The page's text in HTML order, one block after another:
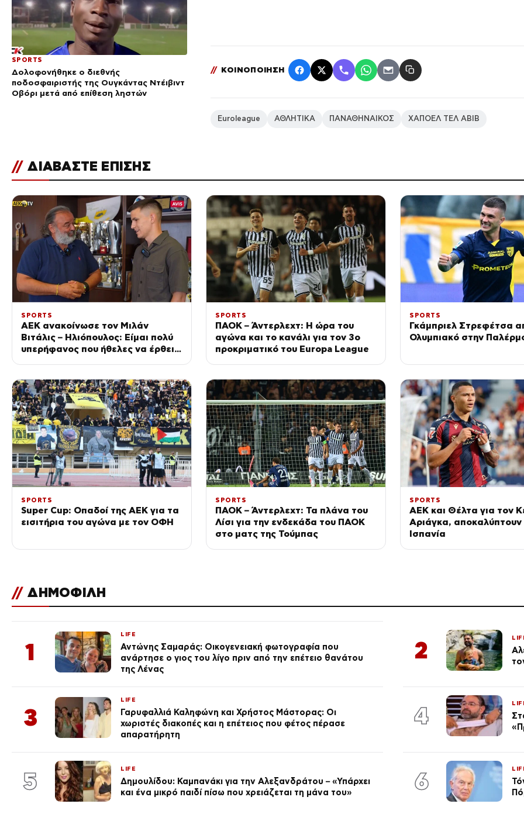
SPORTS
Δολοφονήθηκε ο διεθνής
ποδοσφαιριστής της Ουγκάντας Ντέιβιντ
Οβόρι μετά από επίθεση ληστών
// ΚΟΙΝΟΠΟΙΗΣΗ
Euroleague ΑΘΛΗΤΙΚΑ ΠΑΝΑΘΗΝΑΙΚΟΣ ΧΑΠΟΕΛ ΤΕΛ ΑΒΙΒ
// ΔΙΑΒΑΣΤΕ ΕΠΙΣΗΣ
SPORTS
ΑΕΚ ανακοίνωσε τον Μιλάν
Βιτάλις – Ηλιόπουλος: Είμαι πολύ
υπερήφανος που ήθελες να έρθεις
SPORTS
ΠΑΟΚ – Άντερλεχτ: Η ώρα του
αγώνα και το κανάλι για τον 3ο
προκριματικό του Europa League
SPORTS
Γκάμπριελ Στρεφέτσα
Ολυμπιακό στην
SPORTS
Super Cup: Οπαδοί της ΑΕΚ για τα
εισιτήρια του αγώνα με τον ΟΦΗ
SPORTS
ΠΑΟΚ – Άντερλεχτ: Τα πλάνα του
Λίσι για την ενδεκάδα του ΠΑΟΚ
στο ματς της Τούμπας
SPORTS
ΑΕΚ και Θέλτα για τον
Αριάγκα, αποκαλύπτουν
Ισπανία
// ΔΗΜΟΦΙΛΗ
1
LIFE
Αντώνης Σαμαράς: Οικογενειακή φωτογραφία που
ανάρτησε ο γιος του λίγο πριν από την επέτειο θανάτου
της Λένας
2
3
LIFE
Γαρυφαλλιά Καληφώνη και Χρήστος Μάστορας: Οι
χωριστές διακοπές και η επέτειος που φέτος πέρασε
απαρατήρητη
4
5 LIFE
Δημουλίδου: Καμπανάκι για την Αλεξανδράτου – «Υπάρχει
και ένα μικρό παιδί πίσω που χρειάζεται τη μάνα του»
6